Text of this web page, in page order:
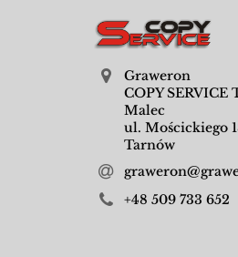
Graweron
COPY SERVICE
Malec
ul. Mościckiego
Tarnów
+48 509 733 652